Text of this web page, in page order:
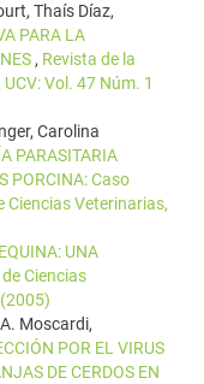
Thaís Díaz,
PARA LA
, Revista de la
Vol. 47 Núm. 1
Carolina
PARASITARIA
PORCINA: Caso
Ciencias Veterinarias,
UNA
Ciencias
Moscardi,
POR EL VIRUS
DE CERDOS EN